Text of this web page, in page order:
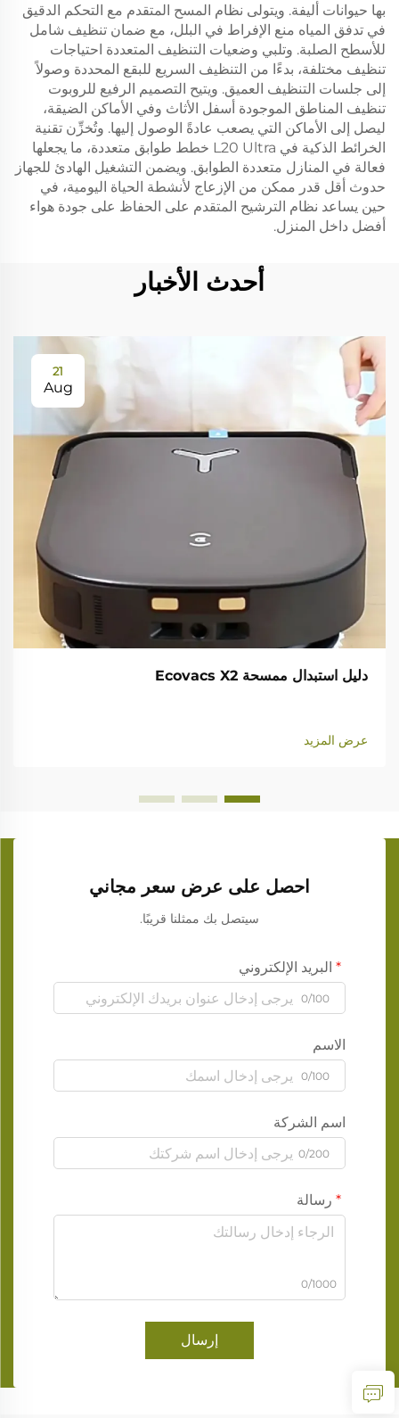
بها حيوانات أليفة. ويتولى نظام المسح المتقدم مع التحكم الدقيق
في تدفق المياه منع الإفراط في البلل، مع ضمان تنظيف شامل
للأسطح الصلبة. وتلبي وضعيات التنظيف المتعددة احتياجات
تنظيف مختلفة، بدءًا من التنظيف السريع للبقع المحددة وصولاً
إلى جلسات التنظيف العميق. ويتيح التصميم الرفيع للروبوت
تنظيف المناطق الموجودة أسفل الأثاث وفي الأماكن الضيقة،
ليصل إلى الأماكن التي يصعب عادةً الوصول إليها. وتُخزِّن تقنية
الخرائط الذكية في L20 Ultra خطط طوابق متعددة، ما يجعلها
فعالة في المنازل متعددة الطوابق. ويضمن التشغيل الهادئ للجهاز
حدوث أقل قدر ممكن من الإزعاج لأنشطة الحياة اليومية، في
حين يساعد نظام الترشيح المتقدم على الحفاظ على جودة هواء
أفضل داخل المنزل.
أحدث الأخبار
21
Aug
دليل استبدال ممسحة Ecovacs X2
عرض المزيد
احصل على عرض سعر مجاني
سيتصل بك ممثلنا قريبًا.
البريد الإلكتروني
0/100
الاسم
0/100
اسم الشركة
0/200
رسالة
0/1000
إرسال